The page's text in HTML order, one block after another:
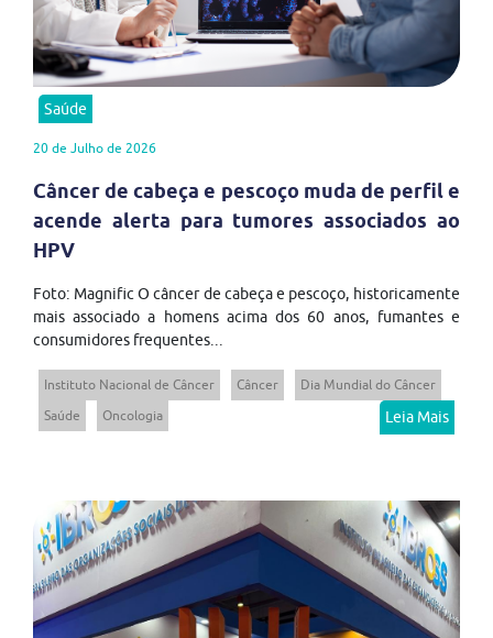
Saúde
20 de Julho de 2026
Câncer de cabeça e pescoço muda de perfil e
acende alerta para tumores associados ao
HPV
Foto: Magnific O câncer de cabeça e pescoço, historicamente
mais associado a homens acima dos 60 anos, fumantes e
consumidores frequentes...
Instituto Nacional de Câncer Câncer
Dia Mundial do Câncer
Saúde
Oncologia Leia Mais